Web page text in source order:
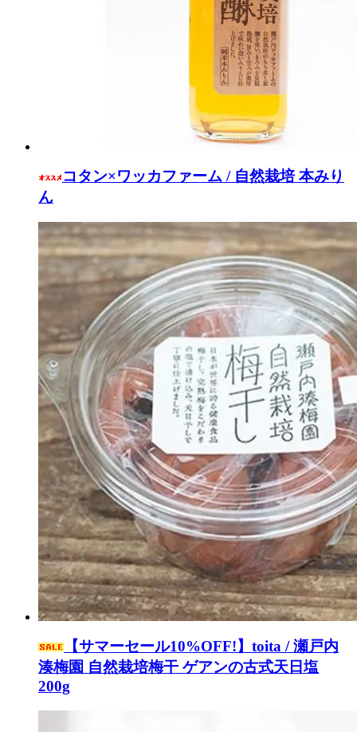
コタン×ワッカファーム / 自然栽培 本みり
ん
【サマーセール10%OFF!】toita / 瀬戸内
湊梅園 自然栽培梅干 ゲアンの古式天日塩
200g